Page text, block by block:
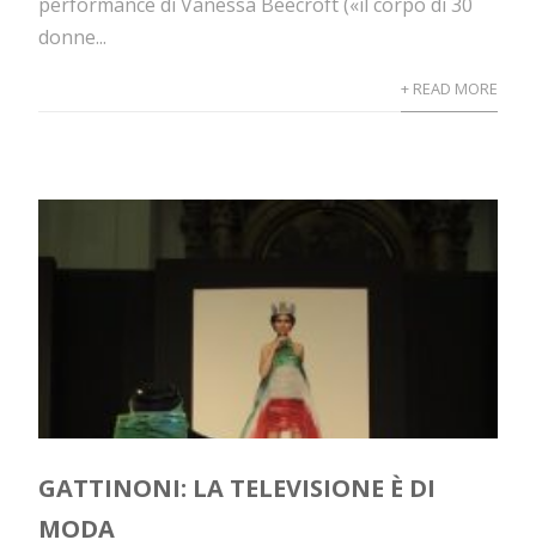
donne...
+ READ MORE
GATTINONI: LA TELEVISIONE È DI
MODA